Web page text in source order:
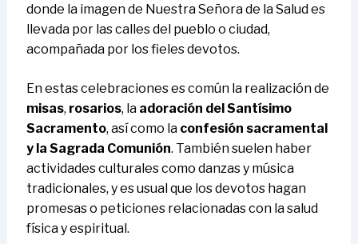
donde la imagen de Nuestra Señora de la Salud es
llevada por las calles del pueblo o ciudad,
acompañada por los fieles devotos.
En estas celebraciones es común la realización de
misas, rosarios, la adoración del Santísimo
Sacramento, así como la confesión sacramental
y la Sagrada Comunión. También suelen haber
actividades culturales como danzas y música
tradicionales, y es usual que los devotos hagan
promesas o peticiones relacionadas con la salud
física y espiritual.